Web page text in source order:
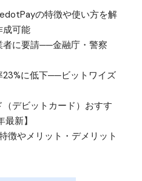
の特徴や使い方を解
成可能
者に要請──金融庁・警察
23%に低下──ビットワイズ
デビットカード）おすす
新】
徴やメリット・デメリット